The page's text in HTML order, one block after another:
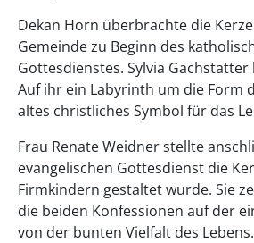
Dekan Horn überbrachte die
Gemeinde zu Beginn des
Gottesdienstes. Sylvia
Auf ihr ein Labyrinth um die Form
altes christliches Symbol für das
Frau Renate Weidner stellte
evangelischen Gottesdienst die
Firmkindern gestaltet wurde. Sie
die beiden Konfessionen auf der
von der bunten Vielfalt des Lebens.